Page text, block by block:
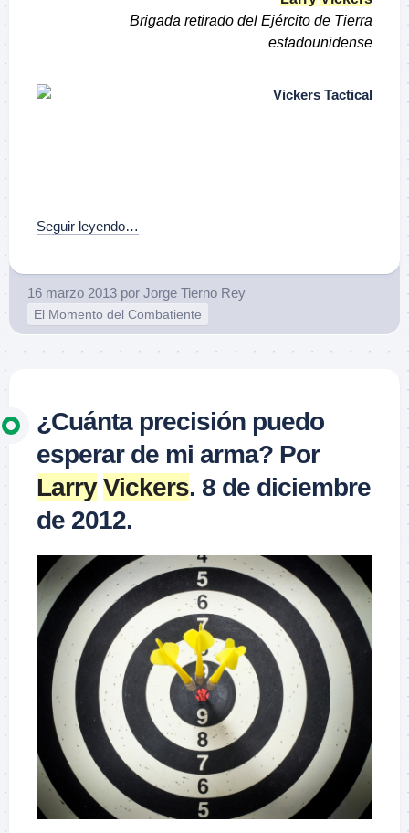
Brigada retirado del Ejército de Tierra
estadounidense
Seguir leyendo…
16 marzo 2013 por Jorge Tierno Rey
El Momento del Combatiente
¿Cuánta precisión puedo
esperar de mi arma? Por
Larry Vickers. 8 de diciembre
de 2012.